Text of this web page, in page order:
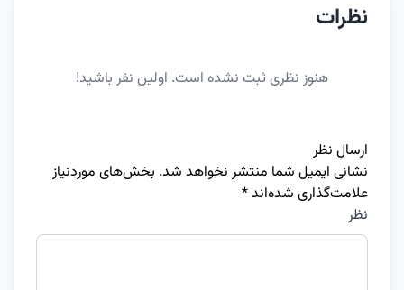
نظرات
هنوز نظری ثبت نشده است. اولین نفر باشید!
ارسال نظر
نشانی ایمیل شما منتشر نخواهد شد. بخش‌های موردنیاز
علامت‌گذاری شده‌اند*
نظر